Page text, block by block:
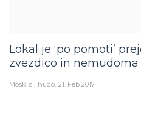
Lokal je ‘po pomoti’
zvezdico in
Moški.si hudo 21. Feb 2017